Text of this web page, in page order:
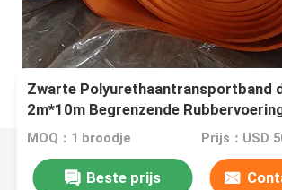
Zwarte Polyurethaantransportband
2m*10m Begrenzende
MOQ：1 broodje
Beste prijs